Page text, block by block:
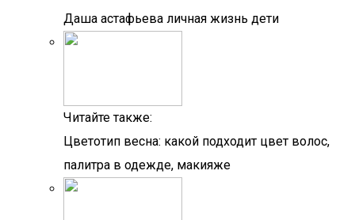
Даша астафьева личная жизнь дети
Читайте также:
Цветотип весна: какой подходит цвет волос,
палитра в одежде, макияже